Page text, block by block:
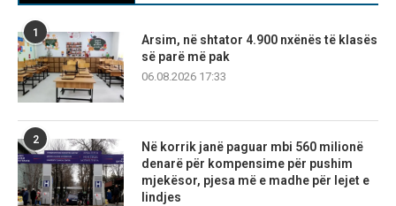
1
Arsim, në shtator 4.900 nxënës të klasës
së parë më pak
06.08.2026 17:33
2
Në korrik janë paguar mbi 560 milionë
denarë për kompensime për pushim
mjekësor, pjesa më e madhe për lejet e
lindjes